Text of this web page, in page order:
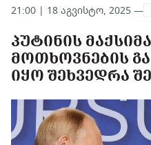
21:00 | 18 აგვისტო, 2025 —
ᲞᲣᲢᲘᲜᲘᲡ
ᲛᲝᲗᲮᲝᲕᲜᲔᲑᲘᲡ
ᲘᲧᲝ ᲨᲔᲮᲕᲔᲓᲠᲐ